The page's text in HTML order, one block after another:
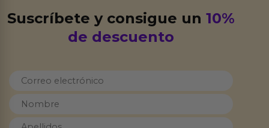
Suscríbete y consigue un10%
de descuento